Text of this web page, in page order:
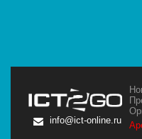
info@ict-online.ru